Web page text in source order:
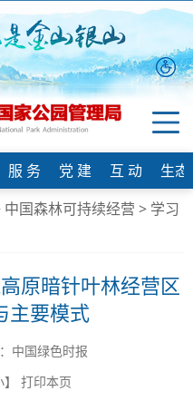
服 务 党 建 互 动
生
中国森林可持续经营 > 学习
原暗针叶林经营区
主要模式
中国绿色时报
】 打印本页